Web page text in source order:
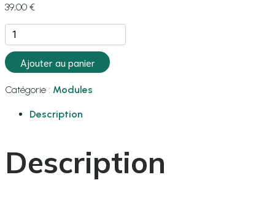
39,00 €
quantité
de
Urssaf
By
Ajouter au panier
Catégorie : Modules
Description
Description